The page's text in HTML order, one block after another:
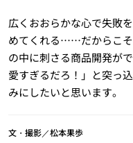
広くおおらかな心で失敗
めてくれる……だからこ
の中に刺さる商品開発が
愛すぎるだろ！」と突っ
みにしたいと思います。
文・撮影／松本果歩